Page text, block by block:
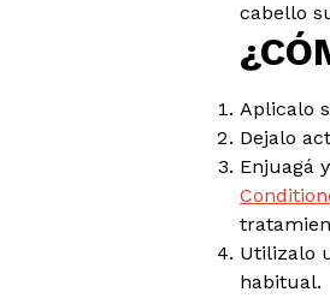
cabello
Aplicalo
Dejalo
Enjuagá
Utilizalo
habitual.